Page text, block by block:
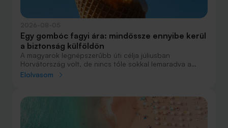
Egy gombóc fagyi ára: mindössze ennyibe kerül
a biztonság külföldön
A magyarok legnépszerűbb úti célja júliusban
Horvátország volt, de nincs tőle sokkal lemaradva a
júniust megnyerő Olaszország sem. A tengerparti
nyaralásnak, mint repülővel.
Elolvasom